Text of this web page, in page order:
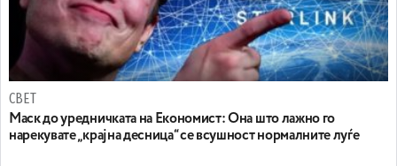
СВЕТ
Маск до уредничката на Економист: Она што лажно го
нарекувате „крајна десница“ се всушност нормалните луѓе